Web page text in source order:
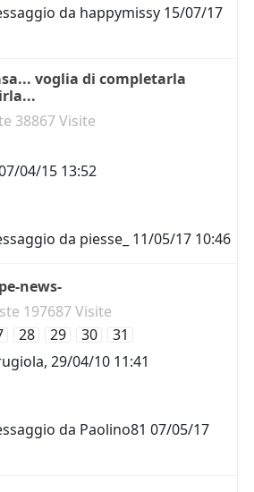
da happymissy 15/07/17
voglia di completarla
38867 Visite
04/15 13:52
da piesse_ 11/05/17 10:46
news-
197687 Visite
28 29 30
31
, 29/04/10 11:41
da Paolino81 07/05/17